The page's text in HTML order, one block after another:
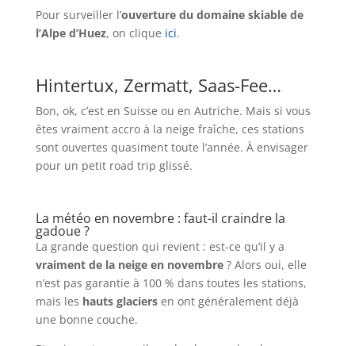
Pour surveiller l’ouverture du domaine skiable de
l’Alpe d’Huez, on clique ici.
Hintertux, Zermatt, Saas-Fee…
Bon, ok, c’est en Suisse ou en Autriche. Mais si vous
êtes vraiment accro à la neige fraîche, ces stations
sont ouvertes quasiment toute l’année. À envisager
pour un petit road trip glissé.
La météo en novembre : faut-il craindre la
gadoue ?
La grande question qui revient : est-ce qu’il y a
vraiment de la neige en novembre? Alors oui, elle
n’est pas garantie à 100 % dans toutes les stations,
mais les hauts glaciersen ont généralement déjà
une bonne couche.